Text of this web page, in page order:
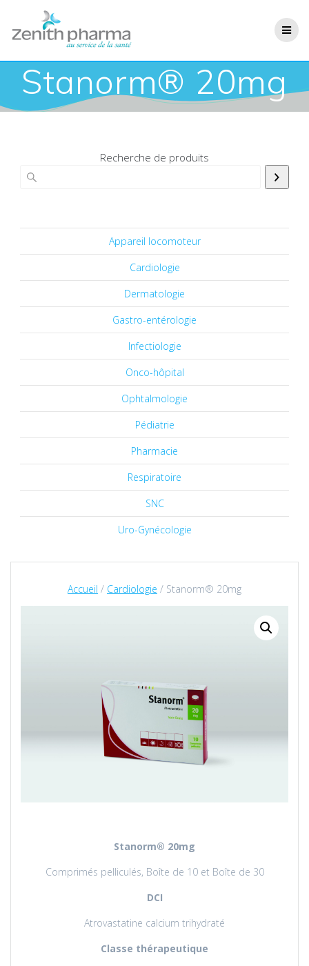
Stanorm® 20mg
Recherche de produits
Appareil locomoteur
Cardiologie
Dermatologie
Gastro-entérologie
Infectiologie
Onco-hôpital
Ophtalmologie
Pédiatrie
Pharmacie
Respiratoire
SNC
Uro-Gynécologie
Accueil / Cardiologie / Stanorm® 20mg
Stanorm® 20mg
Comprimés pelliculés, Boîte de 10 et Boîte de 30
DCI
Atrovastatine calcium trihydraté
Classe thérapeutique